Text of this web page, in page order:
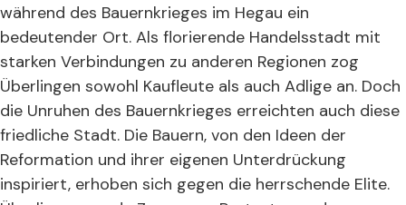
während des Bauernkrieges im Hegau ein
bedeutender Ort. Als florierende Handelsstadt mit
starken Verbindungen zu anderen Regionen zog
Überlingen sowohl Kaufleute als auch Adlige an. Doch
die Unruhen des Bauernkrieges erreichten auch diese
friedliche Stadt. Die Bauern, von den Ideen der
Reformation und ihrer eigenen Unterdrückung
inspiriert, erhoben sich gegen die herrschende Elite.